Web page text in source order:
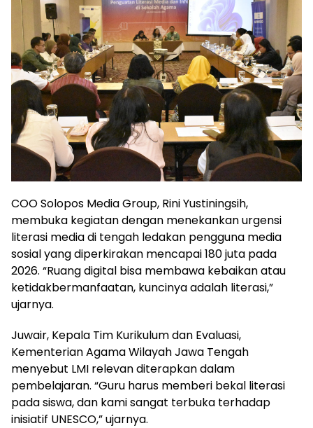
COO Solopos Media Group, Rini Yustiningsih,
membuka kegiatan dengan menekankan urgensi
literasi media di tengah ledakan pengguna media
sosial yang diperkirakan mencapai 180 juta pada
2026. “Ruang digital bisa membawa kebaikan atau
ketidakbermanfaatan, kuncinya adalah literasi,”
ujarnya.
Juwair, Kepala Tim Kurikulum dan Evaluasi,
Kementerian Agama Wilayah Jawa Tengah
menyebut LMI relevan diterapkan dalam
pembelajaran. “Guru harus memberi bekal literasi
pada siswa, dan kami sangat terbuka terhadap
inisiatif UNESCO,” ujarnya.